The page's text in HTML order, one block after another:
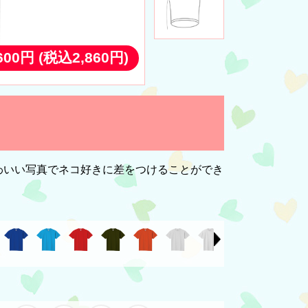
円 (税込2,860円)
い写真でネコ好きに差をつけることができ